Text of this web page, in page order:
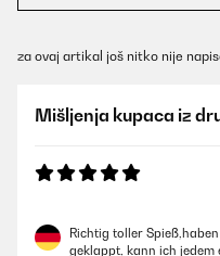
za ovaj artikal još nitko nije
Mišljenja kupaca iz
Richtig toller
geklappt, kann ich jedem